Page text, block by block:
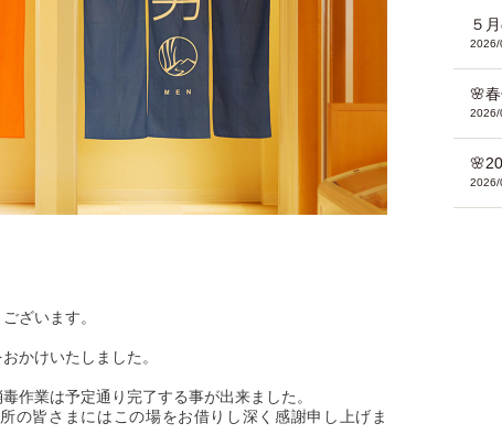
ざいます。
かけいたしました。
作業は予定通り完了する事が出来ました。
の皆さまにはこの場をお借りし深く感謝申し上げま
５
2026/
🌸
2026/
2026/